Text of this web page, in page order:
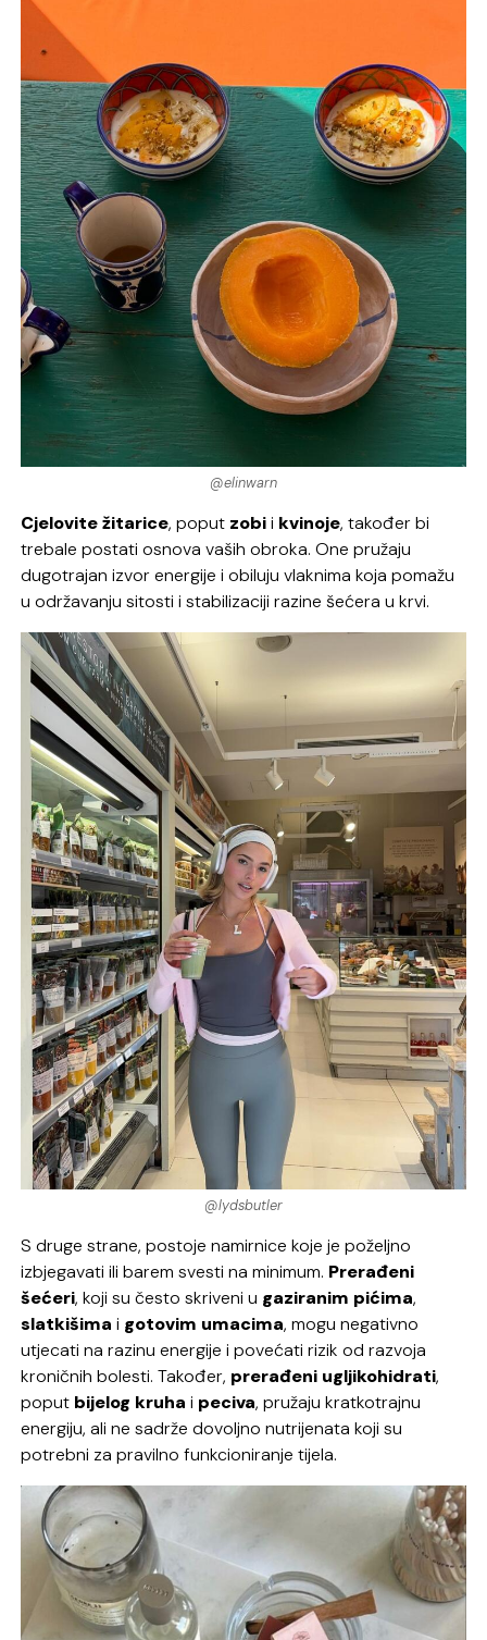
@elinwarn
Cjelovite žitarice, poput zobii kvinoje, također bi
trebale postati osnova vaših obroka. One pružaju
dugotrajan izvor energije i obiluju vlaknima koja pomažu
u održavanju sitosti i stabilizaciji razine šećera u krvi.
@lydsbutler
S druge strane, postoje namirnice koje je poželjno
izbjegavati ili barem svesti na minimum. Prerađeni
šećeri, koji su često skriveni u gaziranim pićima,
slatkišima i gotovim umacima, mogu negativno
utjecati na razinu energije i povećati rizik od razvoja
kroničnih bolesti. Također, prerađeni ugljikohidrati,
poput bijelog kruha i peciva, pružaju kratkotrajnu
energiju, ali ne sadrže dovoljno nutrijenata koji su
potrebni za pravilno funkcioniranje tijela.